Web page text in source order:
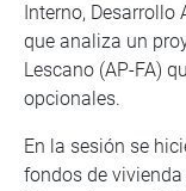
Interno, Desarrollo
que analiza un
Lescano (AP-FA)
opcionales.
En la sesión se
fondos de